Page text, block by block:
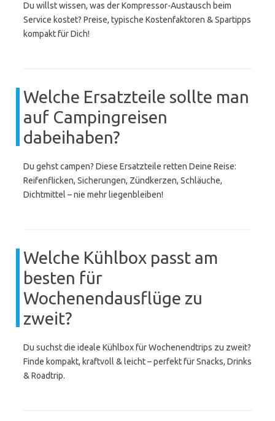
Du willst wissen, was der Kompressor-Austausch beim
Service kostet? Preise, typische Kostenfaktoren & Spartipps
kompakt für Dich!
Welche Ersatzteile sollte man
auf Campingreisen
dabeihaben?
Du gehst campen? Diese Ersatzteile retten Deine Reise:
Reifenflicken, Sicherungen, Zündkerzen, Schläuche,
Dichtmittel – nie mehr liegenbleiben!
Welche Kühlbox passt am
besten für
Wochenendausflüge zu
zweit?
Du suchst die ideale Kühlbox für Wochenendtrips zu zweit?
Finde kompakt, kraftvoll & leicht – perfekt für Snacks, Drinks
& Roadtrip.